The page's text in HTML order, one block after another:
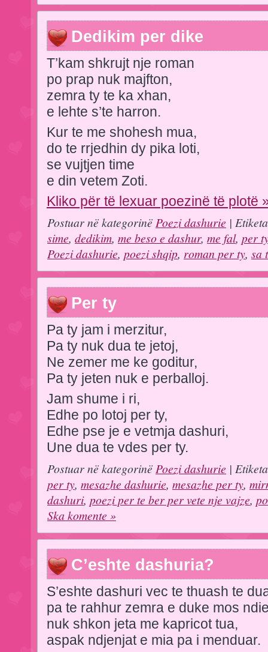
Dedikim per dike
T’kam shkrujt nje roman
po prap nuk majfton,
zemra ty te ka xhan,
e lehte s’te harron.
Kur te me shohesh mua,
do te rrjedhin dy pika loti,
se vujtjen time
e din vetem Zoti.
Kliko për të lexuar poezinë të plotë
Postuar në kategorinëPoezi dashurie |
sime, dedikim, me beso e dashur, me fal, per
Poezi dashurie, poezi shqip, roman per ty, sa
Per ty
Pa ty jam i merzitur,
Pa ty nuk dua te jetoj,
Ne zemer me ke goditur,
Pa ty jeten nuk e perballoj.
Jam shume i ri,
Edhe po lotoj per ty,
Edhe pse je e vetmja dashuri,
Une dua te vdes per ty.
Postuar në kategorinëPoezi dashurie |
per ty, mesazhe dashurie, mesazhe per ty,
dashuri, poezi per te ber per vete nje vajze,
Ska komente »
C’eshte dashuria?
S’eshte dashuri vec te thuash te
pa te rahhur zemra e duke mos
nuk shkon jeta me kapricot tua,
aspak ndjenjat e mia pa i menduar.